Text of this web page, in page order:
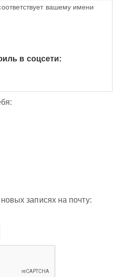
вашему имени
в соцсети:
записях на почту: